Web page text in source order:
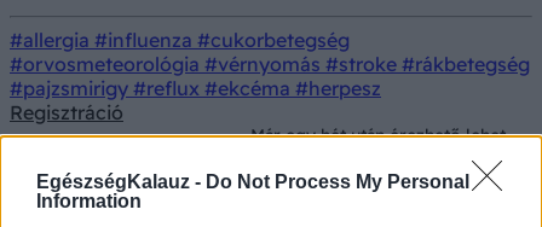
EgészségKalauz - Do Not Process My Personal
Information
#allergia #influenza #cukorbetegség
#orvosmeteorológia #vérnyomás #stroke #rákbetegség
#pajzsmirigy #reflux #ekcéma #herpesz
Regisztráció
Már egy hét után érezhető lehet
a hatása ennek az emésztést
támogató italnak – az orvosok